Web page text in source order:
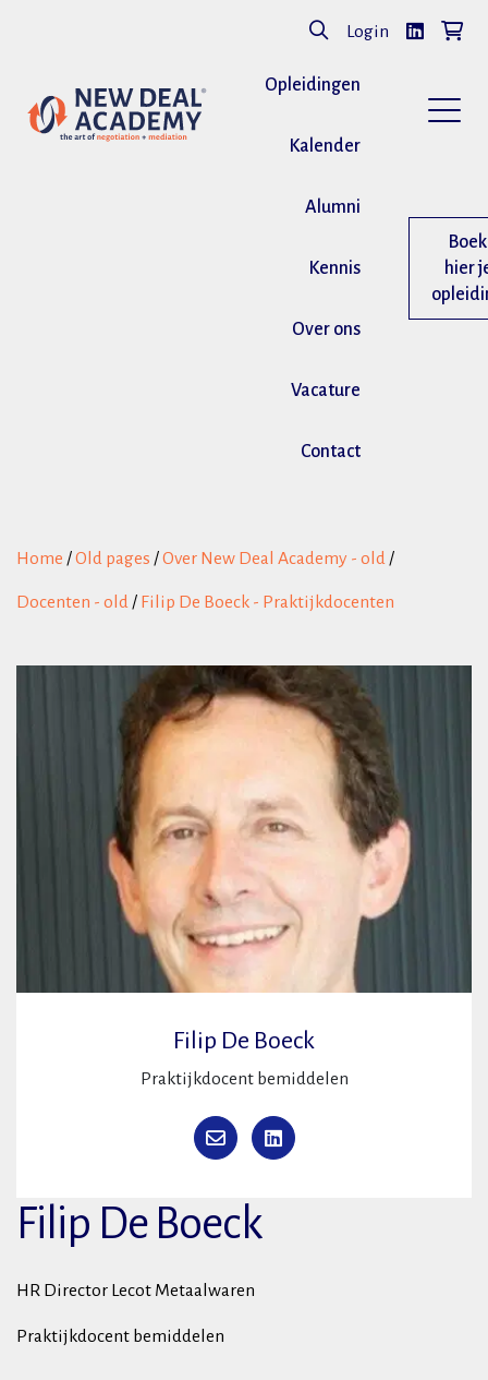
Login
Opleidingen
Kalender
Alumni
Kennis
Over ons
Vacature
Contact
Boek
hier
Home /Old pages /Over New Deal Academy - old/
Docenten - old/ Filip De Boeck - Praktijkdocenten
Filip De Boeck
Praktijkdocent bemiddelen
Filip De Boeck
HR Director Lecot Metaalwaren
Praktijkdocent bemiddelen